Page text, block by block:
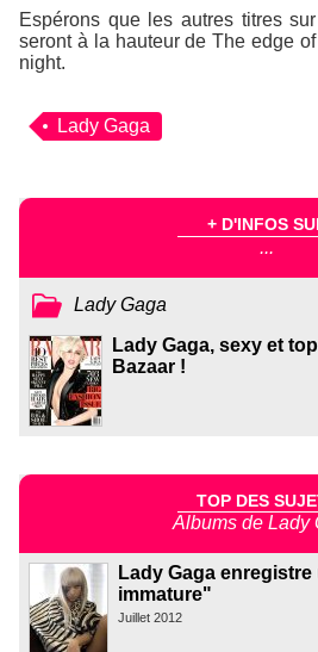
Espérons que les autres titres
seront à la hauteur de The edge
night.
Lady Gaga
+ D'INFOS
...
Lady Gaga
Lady Gaga, sexy et
Bazaar !
TOP DES
Albums de Lady
Lady Gaga
immature"
Juillet 2012